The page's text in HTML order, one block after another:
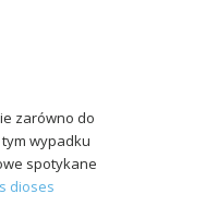
zarówno do
wypadku
spotykane
dioses